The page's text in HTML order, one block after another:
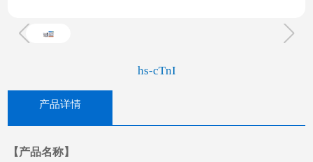
hs-cTnI
产品详情
【产品名称】